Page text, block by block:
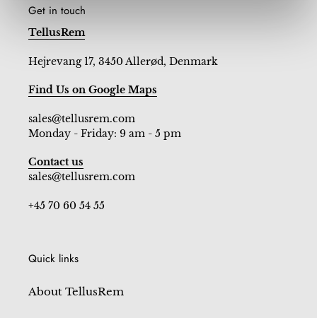
Get in touch
TellusRem
Hejrevang 17, 3450 Allerød, Denmark
Find Us on Google Maps
sales@tellusrem.com
Monday - Friday: 9 am - 5 pm
Contact us
sales@tellusrem.com
+45 70 60 54 55
Quick links
About TellusRem